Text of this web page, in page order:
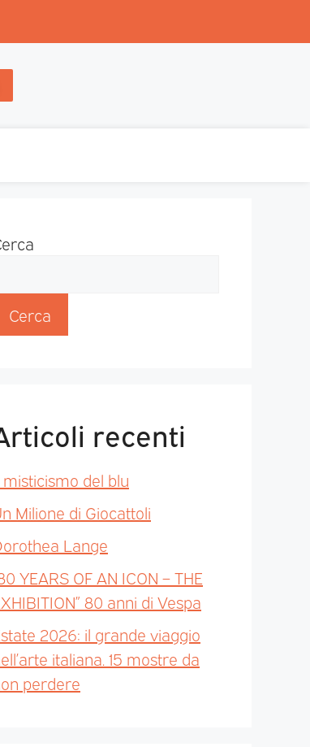
Cerca
recenti
misticismo del blu
Milione di Giocattoli
Lange
YEARS OF AN ICON – THE
80 anni di Vespa
2026: il grande viaggio
italiana. 15 mostre da
perdere